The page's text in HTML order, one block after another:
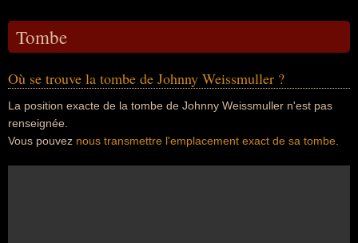
Tombe
Où se trouve la tombe de Johnny Weissmuller ?
La position exacte de la tombe de Johnny Weissmuller n'est pas
renseignée.
Vous pouvez nous transmettre l'emplacement exact de sa tombe